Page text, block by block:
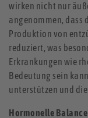
wirken nicht nur
angenommen, dass
Produktion von
reduziert, was
Erkrankungen wie
Bedeutung sein
unterstützen und
Hormonelle Balance